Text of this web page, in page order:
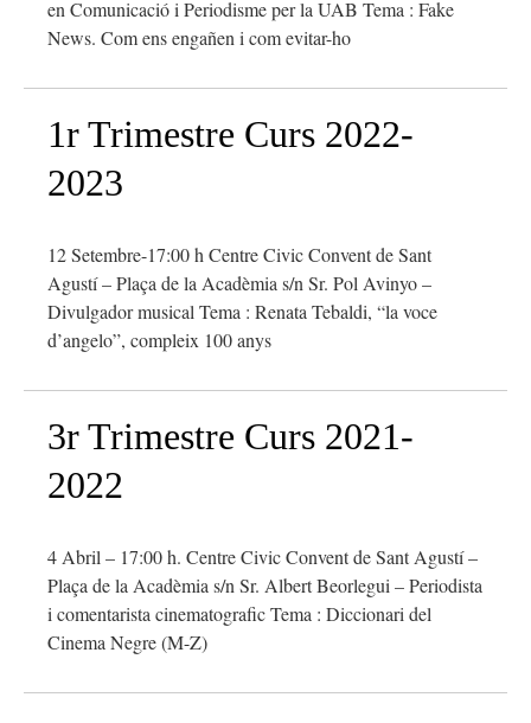
en Comunicació i Periodisme per la UAB Tema : Fake
News. Com ens engañen i com evitar-ho
1r Trimestre Curs 2022-
2023
12 Setembre-17:00 h Centre Civic Convent de Sant
Agustí – Plaça de la Acadèmia s/n Sr. Pol Avinyo –
Divulgador musical Tema : Renata Tebaldi, “la voce
d’angelo”, compleix 100 anys
3r Trimestre Curs 2021-
2022
4 Abril – 17:00 h. Centre Civic Convent de Sant Agustí –
Plaça de la Acadèmia s/n Sr. Albert Beorlegui – Periodista
i comentarista cinematografic Tema : Diccionari del
Cinema Negre (M-Z)